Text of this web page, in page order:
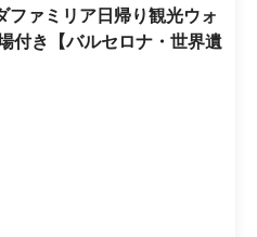
ファミリア日帰り観光ウォ
付き【バルセロナ・世界遺